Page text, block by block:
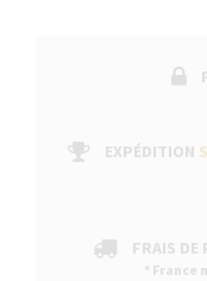
EXPÉDITION
FRAIS DE
*